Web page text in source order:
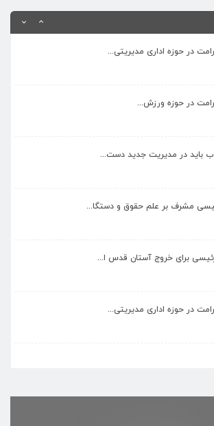
در حوزه اداری مدیریتی...
در حوزه ورزش...
باید در مدیریت جدید دست...
مشرف بر علم حقوق و دستگا...
رئیسی برای خروج آستان قدس ا...
در حوزه اداری مدیریتی...